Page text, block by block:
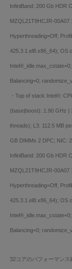
InfiniBand: 200 Gb HDR
MZQL21T9HCJR-00A07
Hyperthreading=Off,
425.3.1.el8.x86_64); OS
Balancing=0;
・Top of stack Intel®:
(base|boost): 1.90 GHz
threads); L3: 112.5 MB
GB DIMMs 2 DPC; NIC:
InfiniBand: 200 Gb HDR
MZQL21T9HCJR-00A07
Hyperthreading=Off,
425.3.1.el8.x86_64); OS
Balancing=0;
32コアのパフォーマンス